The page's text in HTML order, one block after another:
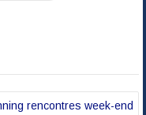
rencontres week-end